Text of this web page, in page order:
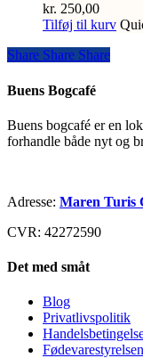
kr. 250,00
Tilføj til kurv
Share
Share Share Share
Buens Bogcafé
Buens bogcafé er en
forhandle både nyt og
Adresse: Maren Turis
CVR: 42272590
Det med småt
Blog
Privatlivspolitik